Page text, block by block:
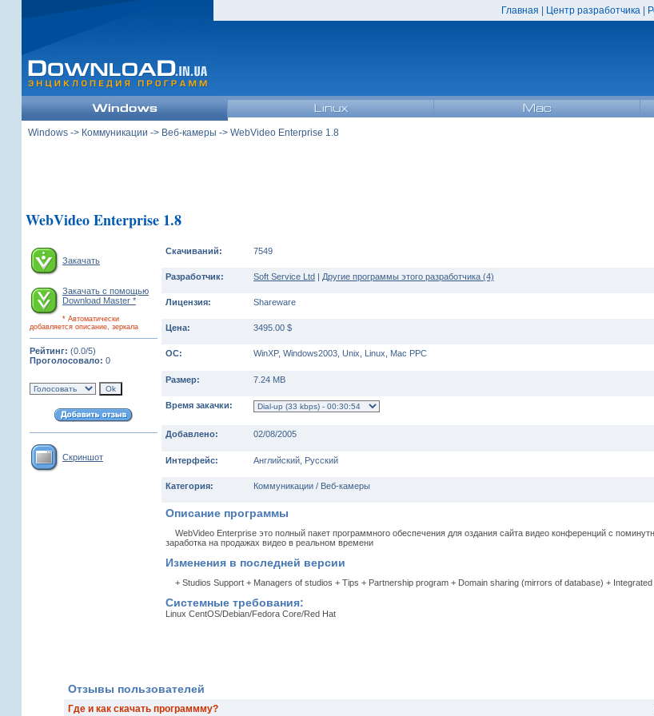
Главная Центр разработчика|
Windows -> Коммуникации -> Веб-камеры -> WebVideo Enterprise 1.8
WebVideo Enterprise 1.8
Закачать
Закачать с помощью
Download Master *
* Автоматически
добавляется описание, зеркала
Рейтинг: (0.0/5)
Проголосовало: 0
Скриншот
Скачиваний: 7549
Разработчик: Soft Service Ltd | Другие программы этого разработчика (4)
Лицензия: Shareware
Цена: 3495.00 $
ОС: WinXP, Windows2003, Unix, Linux, Mac PPC
Размер: 7.24 MB
Время закачки:
Добавлено: 02/08/2005
Интерфейс: Английский, Русский
Категория: Коммуникации / Веб-камеры
Описание программы
WebVideo Enterprise это полный пакет программного обеспечения для оздания сайта видео конференций с
заработка на продажах видео в реальном времени
Изменения в последней версии
+ Studios Support + Managers of studios + Tips + Partnership program + Domain sharing (mirrors of database) +
Системные требования:
Linux CentOS/Debian/Fedora Core/Red Hat
Отзывы пользователей
Где и как скачать программму?